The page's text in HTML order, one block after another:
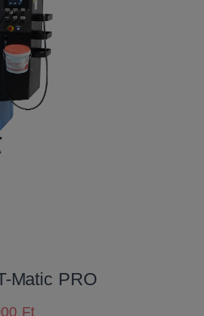
Matic PRO
Ft